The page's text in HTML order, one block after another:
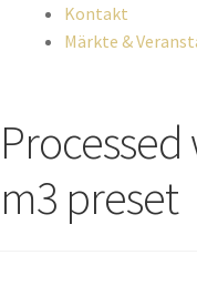
Kontakt
Märkte &
Processed
m3 preset